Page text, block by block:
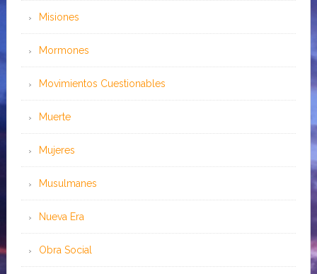
Misiones
Mormones
Movimientos Cuestionables
Muerte
Mujeres
Musulmanes
Nueva Era
Obra Social